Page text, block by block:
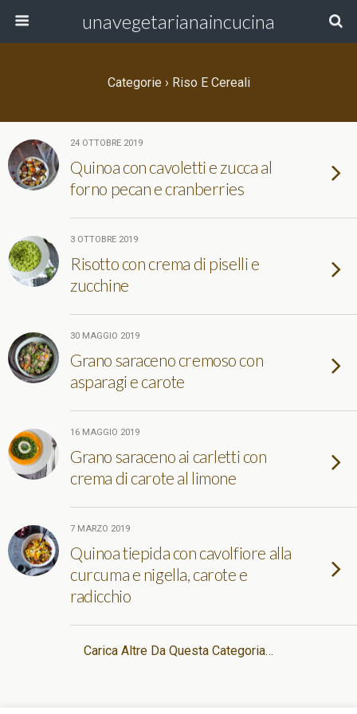
unavegetarianaincucina
Categorie › Riso E Cereali
24 OTTOBRE 2019
Quinoa con cavoletti e zucca al
forno pecan e cranberries
3 OTTOBRE 2019
Risotto con crema di piselli e
zucchine
30 MAGGIO 2019
Grano saraceno cremoso con
asparagi e carote
16 MAGGIO 2019
Grano saraceno ai carletti con
crema di carote al limone
7 MARZO 2019
Quinoa tiepida con cavolfiore alla
curcuma e nigella, carote e
radicchio
Carica Altre Da Questa Categoria…